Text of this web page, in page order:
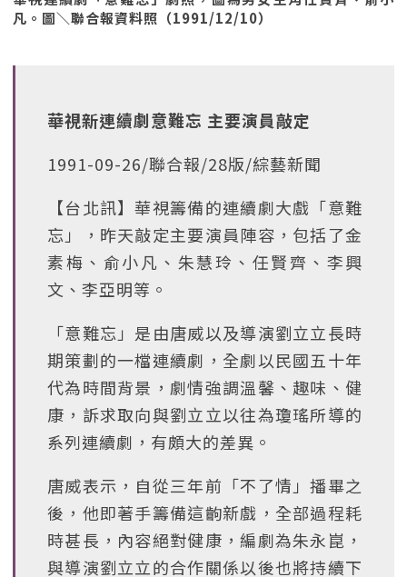
凡。圖＼聯合報資料照（1991/12/10）
華視新連續劇意難忘 主要演員敲定
1991-09-26/聯合報/28版/綜藝新聞
【台北訊】華視籌備的連續劇大戲「意難
忘」，昨天敲定主要演員陣容，包括了金
素梅、俞小凡、朱慧玲、任賢齊、李興
文、李亞明等。
「意難忘」是由唐威以及導演劉立立長時
期策劃的一檔連續劇，全劇以民國五十年
代為時間背景，劇情強調溫馨、趣味、健
康，訴求取向與劉立立以往為瓊瑤所導的
系列連續劇，有頗大的差異。
唐威表示，自從三年前「不了情」播畢之
後，他即著手籌備這齣新戲，全部過程耗
時甚長，內容絕對健康，編劇為朱永崑，
與導演劉立立的合作關係以後也將持續下